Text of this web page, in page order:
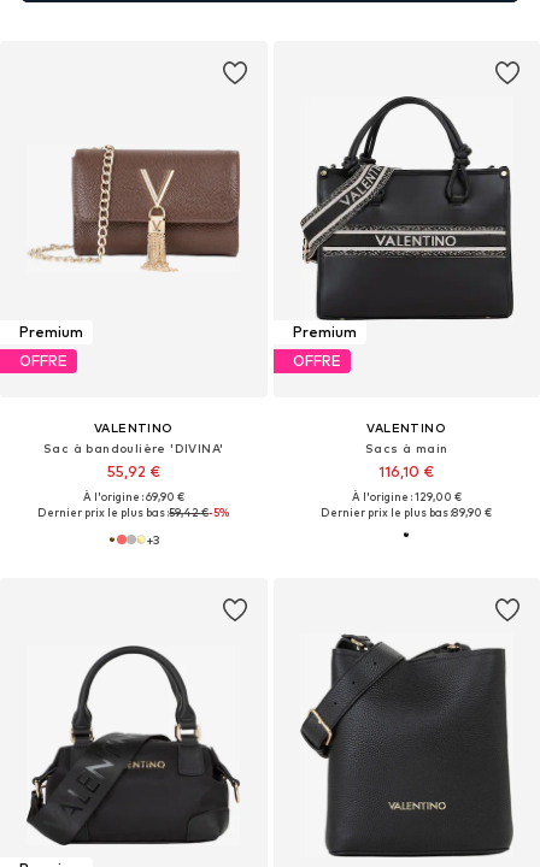
Premium
OFFRE
VALENTINO
Sac à bandoulière 'DIVINA'
55,92 €
À l'origine : 69,90 €
Dernier prix le plus bas :59,42 €-5%
+3
Premium
OFFRE
VALENTINO
Sacs à main
116,10 €
À l'origine : 129,00 €
Dernier prix le plus bas :89,90 €